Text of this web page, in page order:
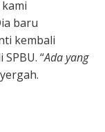
baru
kembali
“Ada yang